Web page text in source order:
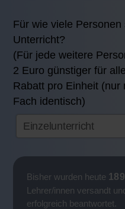
Für wie viele
Unterricht?
(Für jede weitere
2 Euro günstiger für
Rabatt pro Einheit
Fach identisch)
Bisher wurden heute 189
Lehrer/innen versandt
erfolgreich beantwortet.